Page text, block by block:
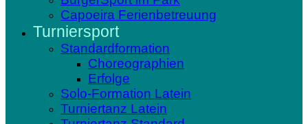
Capoeira Ferienbetreuung
Turniersport
Standardformation
Choreographien
Erfolge
Solo-Formation Latein
Turniertanz Latein